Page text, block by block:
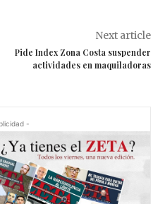
Next article
Pide Index Zona Costa suspender
actividades en maquiladoras
-